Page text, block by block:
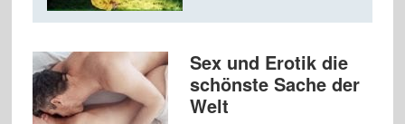
Sex und Erotik die
schönste Sache der
Welt